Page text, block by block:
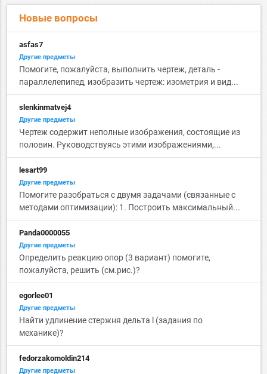
Новые вопросы
asfas7
Другие предметы
Помогите, пожалуйста, выполнить чертеж, деталь -
параллелепипед, изобразить чертеж: изометрия и вид...
slenkinmatvej4
Другие предметы
Чертеж содержит неполные изображения, состоящие из
половин. Руководствуясь этими изображениями,...
lesart99
Другие предметы
Помогите разобраться с двумя задачами (связанные с
методами оптимизации): 1. Построить максимальный...
Panda0000055
Другие предметы
Определить реакцию опор (3 вариант) помогите,
пожалуйста, решить (см.рис.)?
egorlee01
Другие предметы
Найти удлинение стержня дельта l (задания по
механике)?
fedorzakomoldin214
Другие предметы